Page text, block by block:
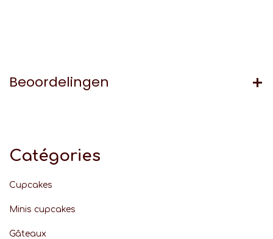
Beoordelingen
Catégories
Cupcakes
Minis cupcakes
Gâteaux